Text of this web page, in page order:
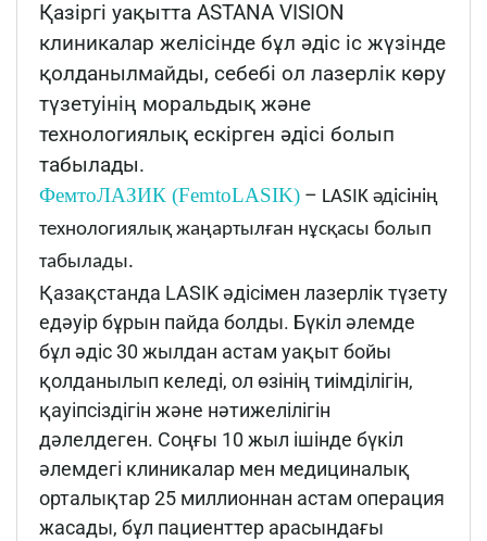
Қазіргі уақытта ASTANA VISION
клиникалар желісінде бұл әдіс іс жүзінде
қолданылмайды, себебі ол лазерлік көру
түзетуінің моральдық және
технологиялық ескірген әдісі болып
табылады.
ФемтоЛАЗИК (FemtoLASIK) – LASIK әдісінің
технологиялық жаңартылған нұсқасы болып
табылады.
Қазақстанда LASIK әдісімен лазерлік түзету
едәуір бұрын пайда болды. Бүкіл әлемде
бұл әдіс 30 жылдан астам уақыт бойы
қолданылып келеді, ол өзінің тиімділігін,
қауіпсіздігін және нәтижелілігін
дәлелдеген. Соңғы 10 жыл ішінде бүкіл
әлемдегі клиникалар мен медициналық
орталықтар 25 миллионнан астам операция
жасады, бұл пациенттер арасындағы